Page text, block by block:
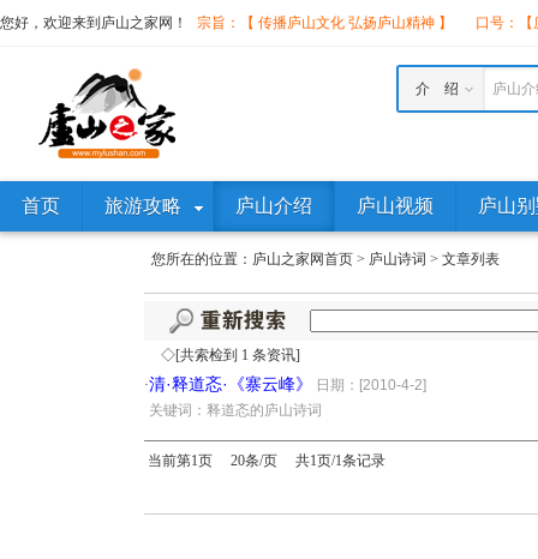
您好，欢迎来到庐山之家网！ 宗旨：【 传播庐山文化 弘扬庐山精神 】 口号：
庐山
介 绍
首页 旅游攻略 庐山介绍 庐山视频 庐山
您所在的位置： 庐山之家网首页 > 庐山诗词 > 文章列表
◇[共索检到 1 条资讯]
·清·释道忞·《寨云峰》
日期：[2010-4-2]
关键词：释道忞的庐山诗词
当前第1页 20条/页 共1页/1条记录